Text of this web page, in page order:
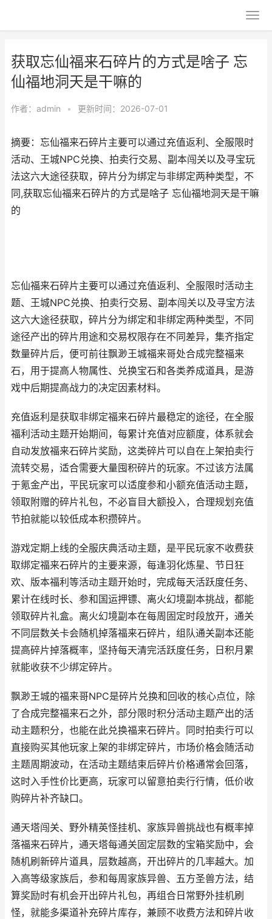
获取忘仙福来石碎片的方式是啥子 忘
仙福地洞天是干嘛的
作者： admin • 更新时间：2026-07-01
摘要：忘仙福来石碎片主要可以通过充值返利、全服限时
活动、王城NPC兑换、拍卖行交易、副本闯关以及寻宝玩
法这六大途径获取，碎片分为绑定与非绑定两种类型，不
同,获取忘仙福来石碎片的方式是啥子 忘仙福地洞天是干嘛
的
忘仙福来石碎片主要可以通过充值返利、全服限时活动主
题、王城NPC兑换、拍卖行交易、副本闯关以及寻宝方法
这六大途径获取，碎片分为绑定和非绑定两种类型，不同
途径产出的碎片用途和交易权限存在不同差异，集齐指定
数量碎片后，便可前往飘渺王城福来哥处合成完整福来
石，用于提高人物属性、兑换宝石和各类养成道具，是游
戏中后期提高战力的决定因素材料。
充值返利是获取非绑定福来石碎片最稳定的途径，在全服
福利活动主题开始期间，每累计充值对应额度，体系就会
自动发放福来石碎片奖励，这类碎片可以自在上架拍卖行
流转交易，适合需要大量囤积碎片的玩家。不过该方法属
于氪金产出，平民玩家可以适度参和小额充值活动主题，
领取附赠的碎片礼包，不必盲目大额投入，合理规划充值
节拍就能以较低成本积攒碎片。
游戏定期上线的全服庆典活动主题，是平民玩家不收费获
取绑定福来石碎片的主要来源，每逢羽化炼星、节日狂
欢、版本福利等活动主题开始时，完成每天活跃度任务、
累计在线时长、参和国运押镖、离火幻境副本挑战，都能
领取碎片礼盒。离火幻境副本在每周固定时段放开，通关
不同层数关卡会随机掉落福来石碎片，组队通关副本还能
提高碎片掉落概率，坚持每天清完活跃度任务，日积月累
就能收获不少绑定碎片。
飘渺王城的福来哥NPC是碎片兑换和回收的核心点位，除
了合成完整福来石之外，部分限时积分活动主题产出的活
动主题积分，也能在此兑换福来石碎片。同时拍卖行可以
直接购买其他玩家上架的非绑定碎片，市场价格会随活动
主题周期波动，在活动主题结束后碎片价格通常会回落，
这时入手性价比更高，玩家可以留意拍卖行行情，低价收
购碎片补齐缺口。
通天塔闯关、野外精英怪挂机、家族异兽挑战也有概率掉
落福来石碎片，通天塔每通关固定层数的宝箱奖励中，会
随机刷新碎片道具，层数越高，开出碎片的几率越大。加
入高等级家族后，参和每周家族异兽、五方圣兽方法，结
算奖励时有机会开出碎片礼包，再组合日常野外挂机刷
怪，就能多渠道补充碎片库存，兼顾不收费方法和碎片收